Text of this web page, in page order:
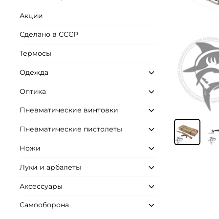
Акции
Сделано в СССР
Термосы
Одежда
Оптика
Пневматические винтовки
Пневматические пистолеты
Ножи
Луки и арбалеты
Аксессуары
Самооборона